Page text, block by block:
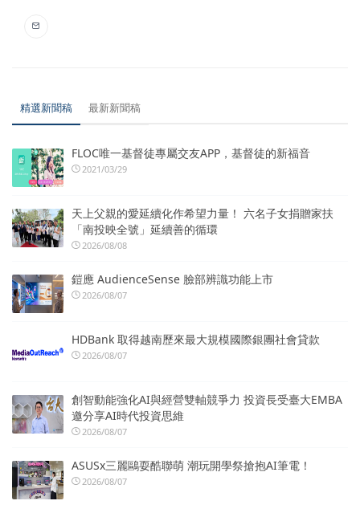
精選新聞稿 最新新聞稿
FLOC唯一基督徒專屬交友APP，基督徒的新福音
2021/03/29
天上父親的愛延續化作希望力量！ 六名子女捐贈家扶
「南投映全號」延續善的循環
2026/08/08
鎧應 AudienceSense 臉部辨識功能上市
2026/08/07
HDBank 取得越南歷來最大規模國際銀團社會貸款
2026/08/07
創智動能強化AI與經營雙軸競爭力 投資長受臺大EMBA
邀分享AI時代投資思維
2026/08/07
ASUSx三麗鷗耍酷聯萌 潮玩開學祭搶抱AI筆電！
2026/08/07